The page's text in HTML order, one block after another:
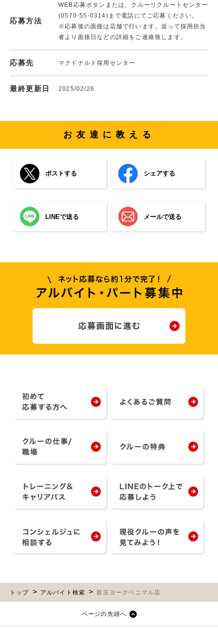
応募方法
WEB応募ボタンまたは、クルーリクルートセンター
(0570-55-0314)まで電話にてご応募ください。
※応募後の面接は店舗で行います。追って採用担当
者より面接日などの詳細をご連絡致します。
応募先 マクドナルド採用センター
最終更新日 2025/02/26
お友達に教える
ポストする シェアする
LINEで送る メールで送る
トップ アルバイト検索 新庄ヨークベニマル店
ページの先頭へ